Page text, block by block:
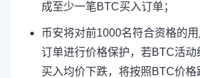
成至少一笔BTC买入订单；
币安将对前1000名符合资格的
订单进行价格保护，若BTC活
买入均价下跌，将按照BTC价